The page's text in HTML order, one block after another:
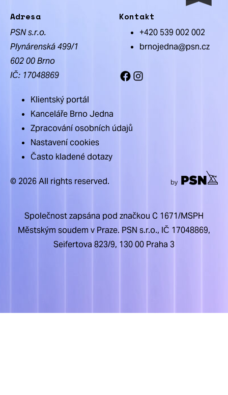
Adresa
PSN s.r.o.
Plynárenská 499/1
602 00 Brno
IČ: 17048869
Kontakt
+420 539 002 002
brnojedna@psn.cz
Facebook
Instagram
Klientský portál
Kanceláře Brno Jedna
Zpracování osobních údajů
Nastavení cookies
Často kladené dotazy
© 2026 All rights reserved.
Společnost zapsána pod značkou C 1671/MSPH
Městským soudem v Praze. PSN s.r.o., IČ 17048869,
Seifertova 823/9, 130 00 Praha 3